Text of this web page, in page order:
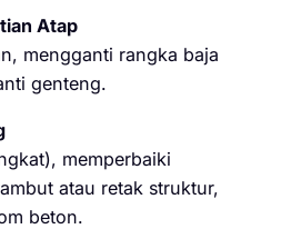
Atap
mengganti rangka baja
genteng.
memperbaiki
atau retak struktur,
beton.